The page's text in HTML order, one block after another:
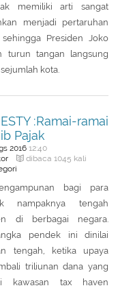
memiliki arti sangat
menjadi pertaruhan
Presiden Joko
turun tangan langsung
kota.
:Ramai-ramai
Pajak
201612:40
dibaca 1045 kali
bagi para
nampaknya tengah
di berbagai negara.
pendek ini dinilai
tengah, ketika upaya
triliunan dana yang
kawasan tax haven